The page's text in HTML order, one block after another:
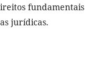
fundamentais
jurídicas.